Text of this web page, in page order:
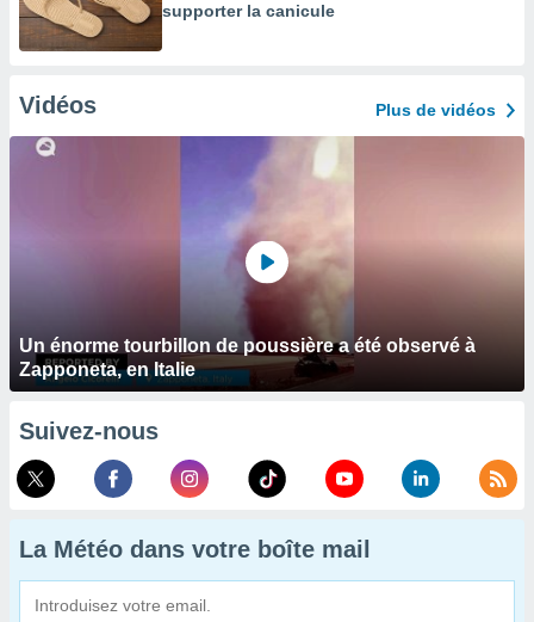
supporter la canicule
Vidéos Plus de vidéos
Un énorme tourbillon de poussière a été observé à
Zapponeta, en Italie
Suivez-nous
La Météo dans votre boîte mail